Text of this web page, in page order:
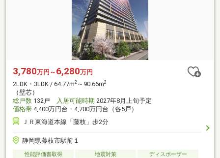
3,780万円～ 6,280万円
2LDK・3LDK / 64.77m2 ～90.66m2
（壁芯）
総戸数 132戸 入居可能時期 2027年8月上旬予定
価格帯 4,400万円台・4,700万円台（各5戸）
ＪＲ東海道本線「藤枝」歩2分
静岡県藤枝市駅前１
性能評価書取得 地震対策
ディスポーザー